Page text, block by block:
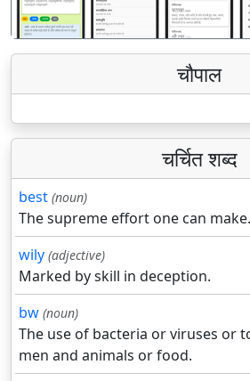
चौपाल
चर्चित शब्द
best (noun)
The supreme effort one can make.
wily (adjective)
Marked by skill in deception.
bw (noun)
The use of bacteria or viruses or
men and animals or food.